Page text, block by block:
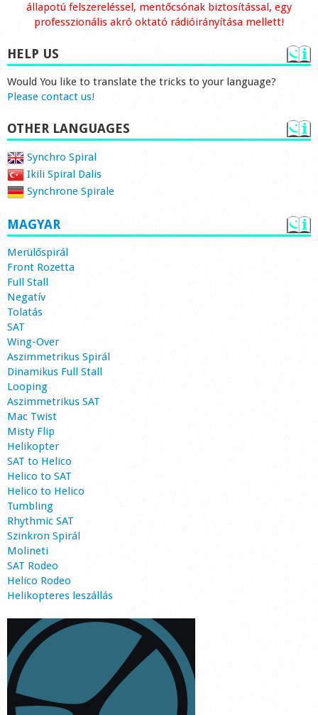
állapotú felszereléssel, mentőcsónak biztosítással, egy
professzionális akró oktató rádióirányítása mellett!
HELP US
Would You like to translate the tricks to your language?
Please contact us!
OTHER LANGUAGES
Synchro Spiral
Ikili Spiral Dalis
Synchrone Spirale
MAGYAR
Merülőspirál
Front Rozetta
Full Stall
Negatív
Tolatás
SAT
Wing-Over
Aszimmetrikus Spirál
Dinamikus Full Stall
Looping
Aszimmetrikus SAT
Mac Twist
Misty Flip
Helikopter
SAT to Helico
Helico to SAT
Helico to Helico
Tumbling
Rhythmic SAT
Szinkron Spirál
Molineti
SAT Rodeo
Helico Rodeo
Helikopteres leszállás